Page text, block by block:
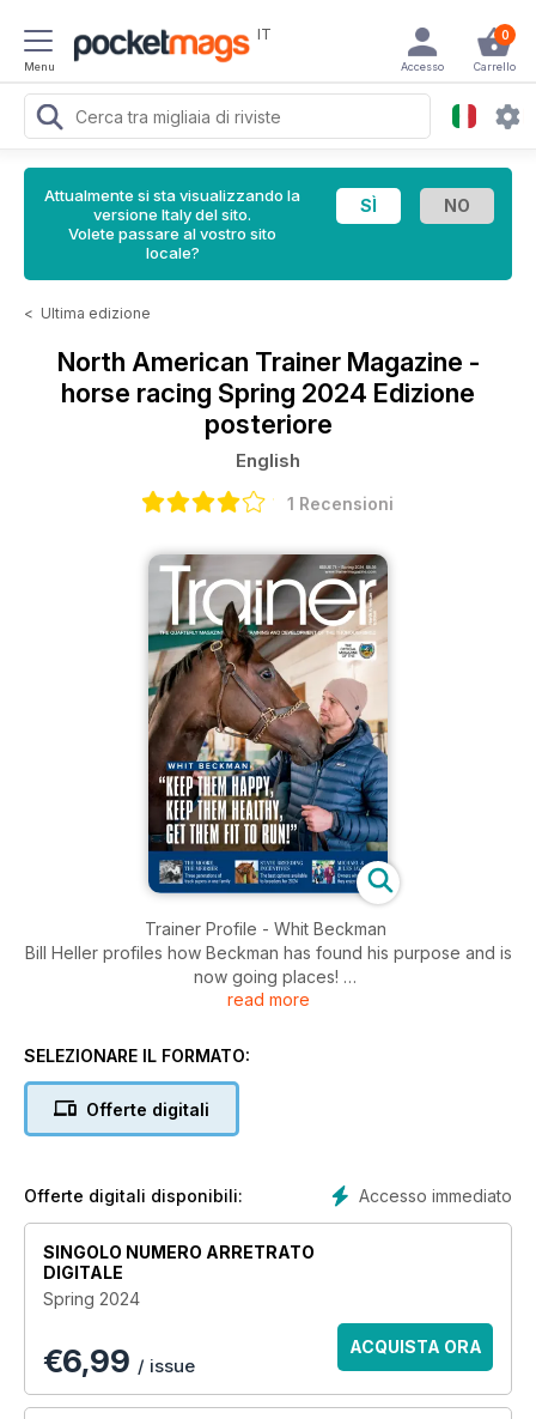
Menu
IT 0
Carrello
Accesso
Attualmente si sta visualizzando la
versione Italy del sito.
Volete passare al vostro sito
locale?
< Ultima edizione
North American Trainer Magazine -
horse racing Spring 2024 Edizione
posteriore
English
1 Recensioni
Trainer Profile - Whit Beckman
Bill Heller profiles how Beckman has found his purpose and is
now going places!
Andy Richardson tells us how we can support the recovery
The value of good hoof balance
identify potential markers of intestinal dysbiosis with the goal
of developing simple and reliable testing on the road.
Graded Stakes Winning Owners
Bill Heller features the owners of Nobals - Vince Foglia
(Patricias Hope LLC), Master Piece & O'Connor - Michael &
Julia Lavarone and Closing Remarks - John Harris (Harris
read more
SELEZIONARE IL FORMATO:
Offerte digitali
Accesso immediato
Offerte digitali disponibili:
SINGOLO NUMERO ARRETRATO
DIGITALE
Spring 2024
€6,99 / issue
ACQUISTA ORA